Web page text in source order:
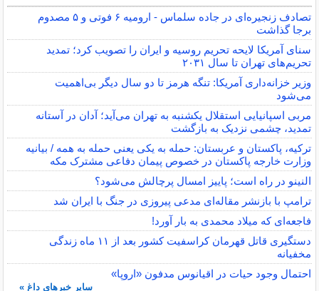
تصادف زنجیره‌ای در جاده سلماس - ارومیه ۶ فوتی و ۵ مصدوم
برجا گذاشت
سنای آمریکا لایحه تحریم روسیه و ایران را تصویب کرد؛ تمدید
تحریم‌های تهران تا سال ۲۰۳۱
وزیر خزانه‌داری آمریکا: تنگه هرمز تا دو سال دیگر بی‌اهمیت
می‌شود
مربی اسپانیایی استقلال یکشنبه به تهران می‌آید؛ آدان در آستانه
تمدید، چشمی نزدیک به بازگشت
ترکیه، پاکستان و عربستان: حمله به یکی یعنی حمله به همه / بیانیه
وزارت خارجه پاکستان در خصوص پیمان دفاعی مشترک مکه
النینو در راه است؛ پاییز امسال پرچالش می‌شود؟
ترامپ با بازنشر مقاله‌ای مدعی پیروزی در جنگ با ایران شد
فاجعه‌ای که میلاد محمدی به بار آورد!
دستگیری قاتل قهرمان کراسفیت کشور بعد از ۱۱ ماه زندگی
مخفیانه
احتمال وجود حیات در اقیانوس مدفون «اروپا»
سایر خبرهای داغ »